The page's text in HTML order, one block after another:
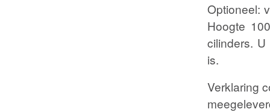
Optioneel:
Hoogte
cilinders.
is.
Verklaring